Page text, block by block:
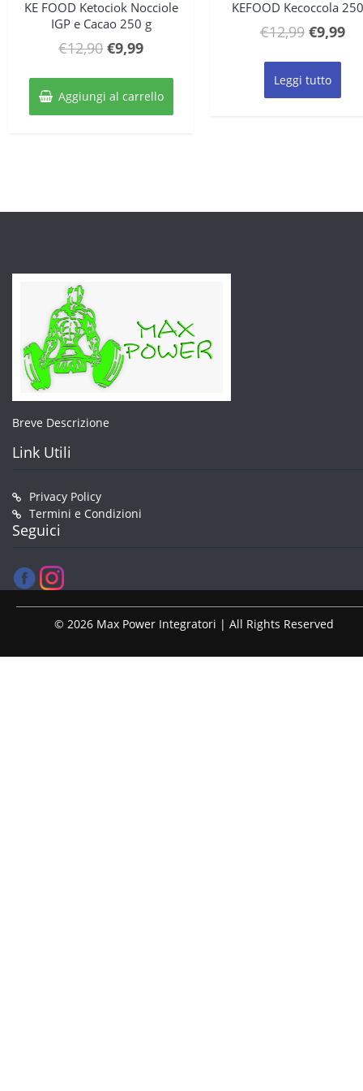
KE FOOD Ketociok Nocciole
IGP e Cacao 250 g
€12,90 Il
originale
era:
€9,99Il
attuale
è:
Aggiungi al carrello
KEFOOD Kecoccola
€12,99 Il
era:
€9,99Il
Leggi tutto
Breve Descrizione
Link Utili
Privacy Policy
Termini e Condizioni
Seguici
© 2026 Max Power Integratori | All Rights Reserved